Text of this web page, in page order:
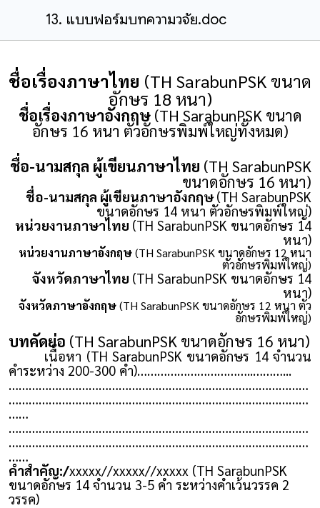
13. แบบฟอร์มบทความวิจัย.doc
ชื่อเรื่องภาษาไทย (TH SarabunPSK ขนาด
อักษร 18 หนา)
ชื่อเรื่องภาษาอังกฤษ (TH SarabunPSK ขนาด
อักษร 16 หนา ตัวอักษรพิมพ์ใหญ่ทั้งหมด)
ชื่อ-นามสกุล ผู้เขียนภาษาไทย (TH SarabunPSK
ขนาดอักษร 16 หนา)
ชื่อ-นามสกุล ผู้เขียนภาษาอังกฤษ(TH SarabunPSK
ขนาดอักษร 14 หนา ตัวอักษรพิมพ์ใหญ่)
หน่วยงานภาษาไทย (TH SarabunPSK ขนาดอักษร 14
หนา)
หน่วยงานภาษาอังกฤษ(TH SarabunPSK ขนาดอักษร 12 หนา
ตัวอักษรพิมพ์ใหญ่)
จังหวัดภาษาไทย (TH SarabunPSK ขนาดอักษร 14
หนา)
จังหวัดภาษาอังกฤษ(TH SarabunPSK ขนาดอักษร 12 หนา ตัว
อักษรพิมพ์ใหญ่)
บทคัดย่อ (TH SarabunPSK ขนาดอักษร 16 หนา)
เนื้อหา (TH SarabunPSK ขนาดอักษร 14 จำนวน
คำระหว่าง 200-300 คำ)……………………………..………...
………………………………………………………………………………
………………………………………………………………………………
……
………………………………………………………………………………
………………………………………………………………………………
……
คำสำคัญ:/xxxxx//xxxxx//xxxxx (TH SarabunPSK
ขนาดอักษร 14 จำนวน 3-5 คำ ระหว่างคำเว้นวรรค 2
วรรค)